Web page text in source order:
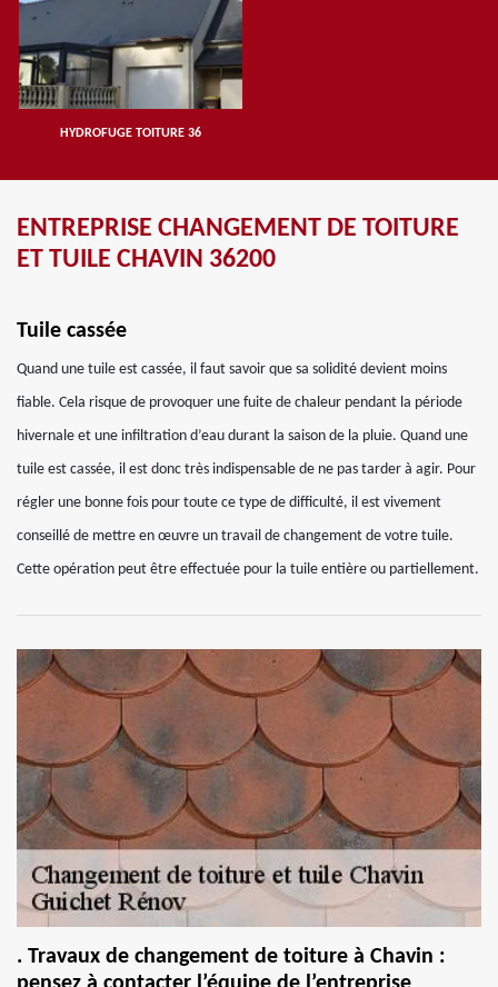
HYDROFUGE TOITURE 36
ENTREPRISE CHANGEMENT DE TOITURE
ET TUILE CHAVIN 36200
Tuile cassée
Quand une tuile est cassée, il faut savoir que sa solidité devient moins
fiable. Cela risque de provoquer une fuite de chaleur pendant la période
hivernale et une infiltration d’eau durant la saison de la pluie. Quand une
tuile est cassée, il est donc très indispensable de ne pas tarder à agir. Pour
régler une bonne fois pour toute ce type de difficulté, il est vivement
conseillé de mettre en œuvre un travail de changement de votre tuile.
Cette opération peut être effectuée pour la tuile entière ou partiellement.
. Travaux de changement de toiture à Chavin :